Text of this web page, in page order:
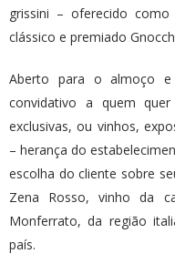
grissini – oferecido
clássico e premiado
Aberto para o almoço
convidativo a quem
exclusivas, ou vinhos,
– herança do
escolha do cliente sobre
Zena Rosso, vinho da
Monferrato, da região
país.